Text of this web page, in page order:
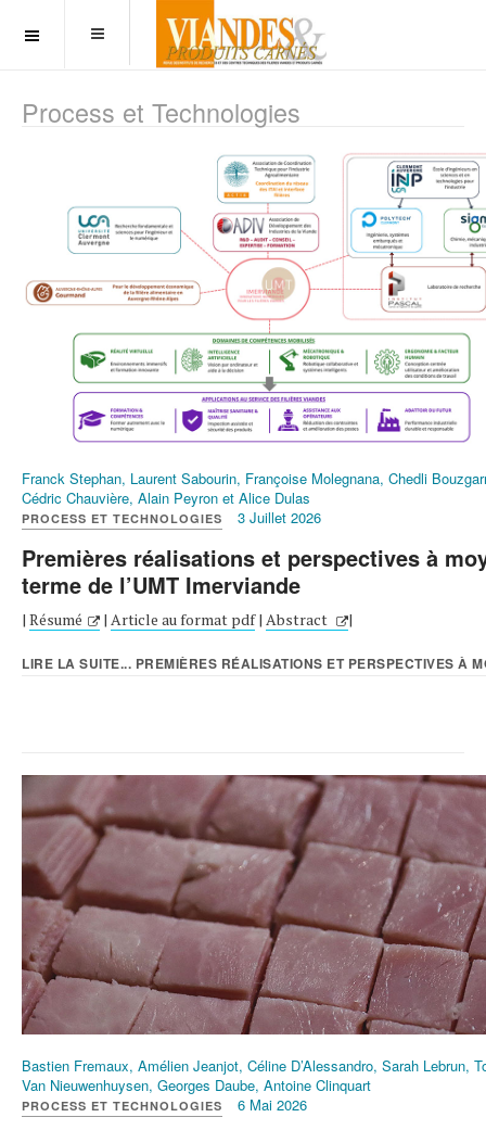
OFF CANVAS
Process et Technologies
Franck Stephan, Laurent Sabourin, Françoise Molegnana, Chedli
Cédric Chauvière, Alain Peyron et Alice Dulas
PROCESS ET TECHNOLOGIES 3 Juillet 2026
Premières réalisations et perspectives à
terme de l’UMT Imerviande
| Résumé | Article au format pdf| Abstract |
LIRE LA SUITE... PREMIÈRES RÉALISATIONS ET PERSPECTIVES À
Bastien Fremaux, Amélien Jeanjot, Céline D’Alessandro, Sarah Lebrun,
Van Nieuwenhuysen, Georges Daube, Antoine Clinquart
PROCESS ET TECHNOLOGIES 6 Mai 2026